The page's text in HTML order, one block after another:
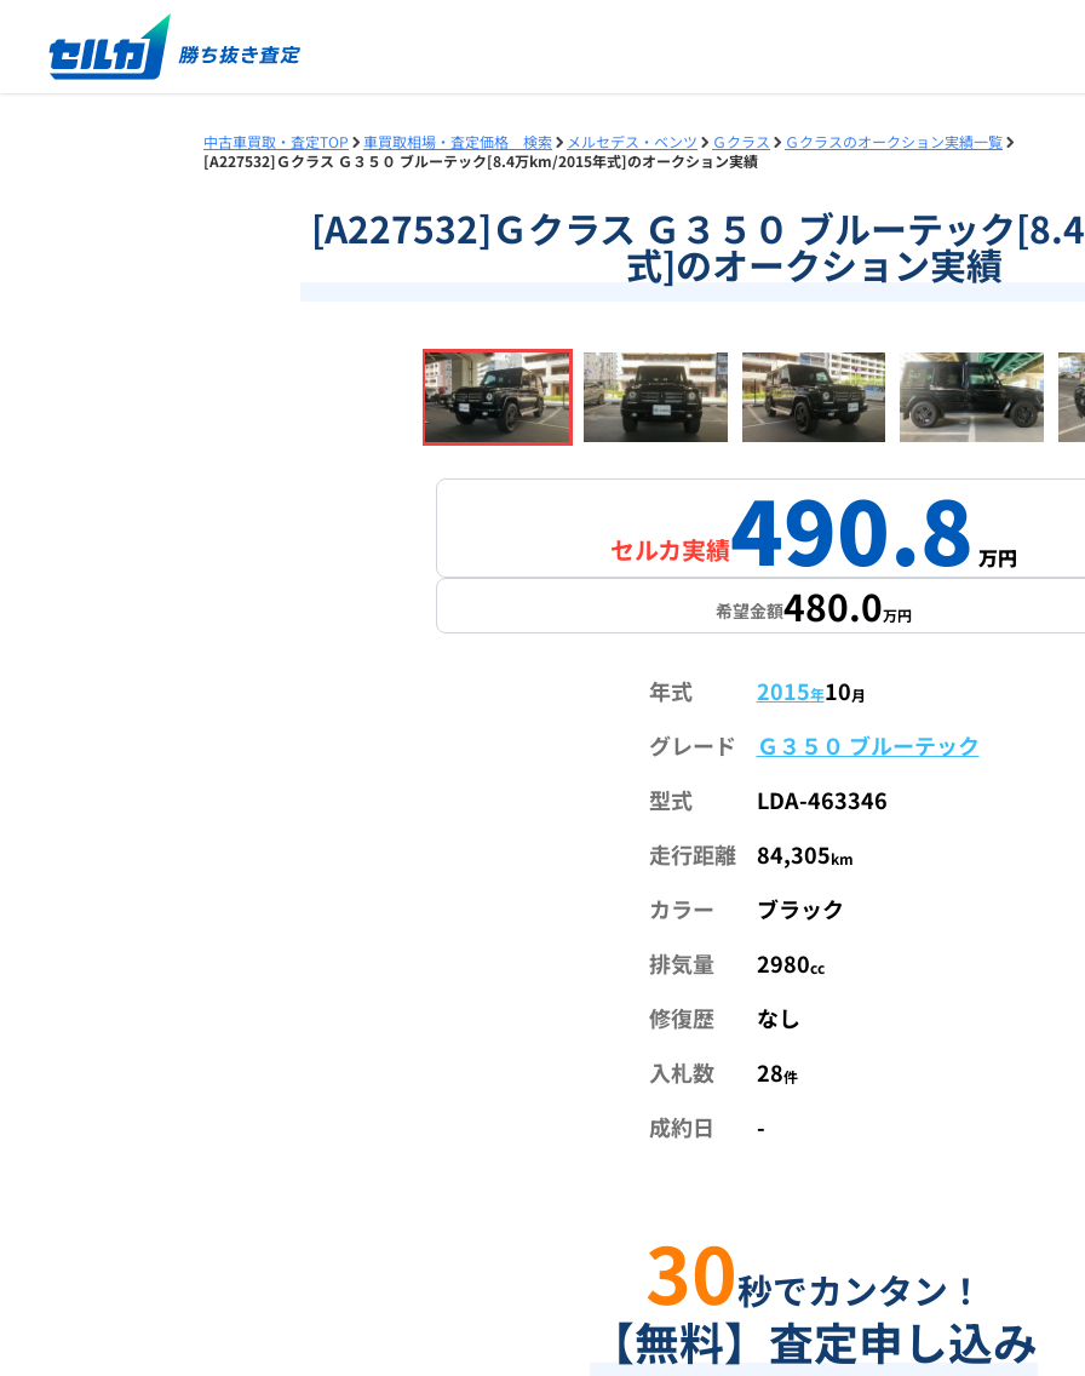
中古車買取・査定TOP 車買取相場・査定価格 検索 メルセデス・ベンツ Ｇクラス
Ｇクラスのオークション実績一覧
[A227532]Ｇクラス Ｇ３５０ ブルーテック[8.4万km/2015年式]のオークション実績
[A227532]Ｇクラス Ｇ３５０ ブルーテック
式]のオークション実績
セルカ実績490.8 万円
希望金額480.0万円
年式 2015年10月
グレード
Ｇ３５０ ブルーテック
型式
LDA-463346
走行距離
84,305km
カラー
ブラック
排気量
2980cc
修復歴
なし
入札数
28件
成約日 -
30秒でカンタン！
【無料】査定申し込み